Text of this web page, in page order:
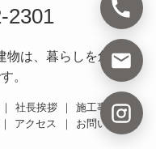
2301
は、暮らしを創造す
。
｜ 社長挨拶 ｜
施工事例
｜ アクセス ｜ お問い合わせ